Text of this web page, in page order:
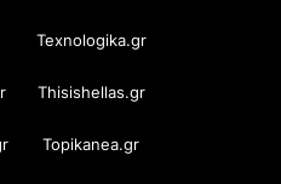
Texnologika.gr
Thisishellas.gr
Topikanea.gr